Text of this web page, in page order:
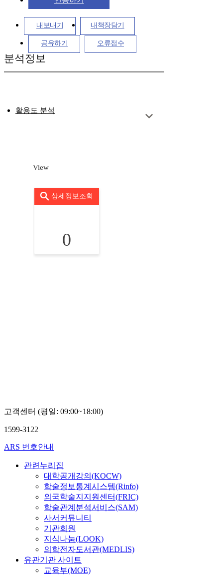
내보내기 내책장담기
공유하기 오류접수
분석정보
활용도 분석
View
상세정보조회
0
고객센터 (평일: 09:00~18:00)
1599-3122
ARS 번호안내
관련누리집
대학공개강의(KOCW)
학술정보통계시스템(Rinfo)
외국학술지지원센터(FRIC)
학술관계분석서비스(SAM)
사서커뮤니티
기관회원
지식나눔(LOOK)
의학전자도서관(MEDLIS)
유관기관 사이트
교육부(MOE)